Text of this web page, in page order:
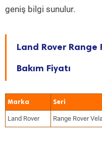
geniş bilgi sunulur.
Land Rover Range
Bakım Fiyatı
Marka Seri
Land Rover Range Rover